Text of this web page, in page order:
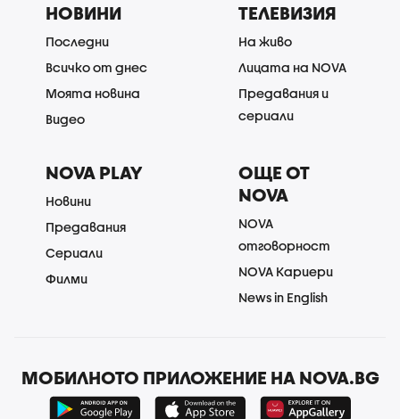
НОВИНИ
Последни
Всичко от днес
Моята новина
Видео
ТЕЛЕВИЗИЯ
На живо
Лицата на NOVA
Предавания и
сериали
NOVA PLAY
Новини
Предавания
Сериали
Филми
ОЩЕ ОТ
NOVA
NOVA
отговорност
NOVA Кариери
News in English
МОБИЛНОТО ПРИЛОЖЕНИЕ НА NOVA.BG